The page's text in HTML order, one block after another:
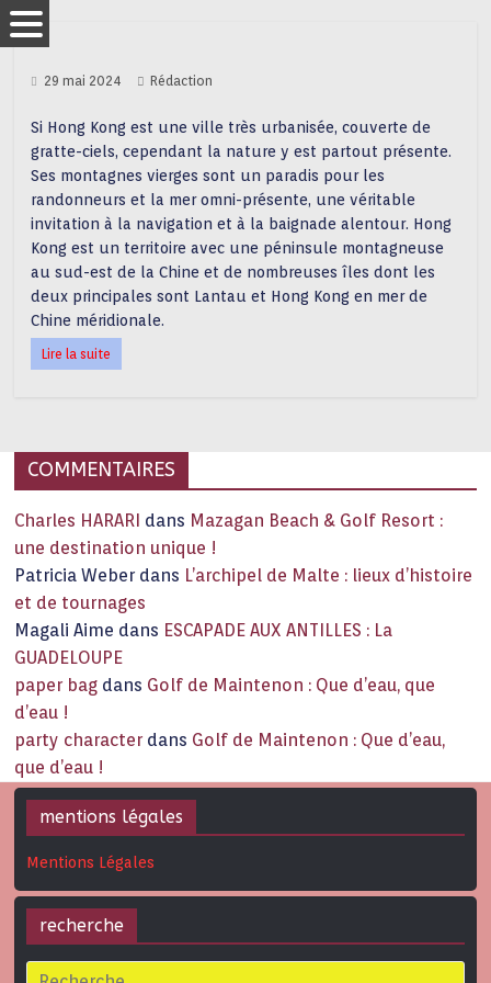
29 mai 2024 Rédaction
Si Hong Kong est une ville très urbanisée, couverte de
gratte-ciels, cependant la nature y est partout présente.
Ses montagnes vierges sont un paradis pour les
randonneurs et la mer omni-présente, une véritable
invitation à la navigation et à la baignade alentour. Hong
Kong est un territoire avec une péninsule montagneuse
au sud-est de la Chine et de nombreuses îles dont les
deux principales sont Lantau et Hong Kong en mer de
Chine méridionale.
Lire la suite
COMMENTAIRES
Charles HARARI dans Mazagan Beach & Golf Resort :
une destination unique !
Patricia Weber dans L’archipel de Malte : lieux d’histoire
et de tournages
Magali Aime dans ESCAPADE AUX ANTILLES : La
GUADELOUPE
paper bag dans Golf de Maintenon : Que d’eau, que
d’eau !
party character dans Golf de Maintenon : Que d’eau,
que d’eau !
mentions légales
Mentions Légales
recherche